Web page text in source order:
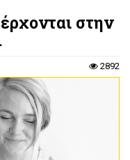
στην
2892